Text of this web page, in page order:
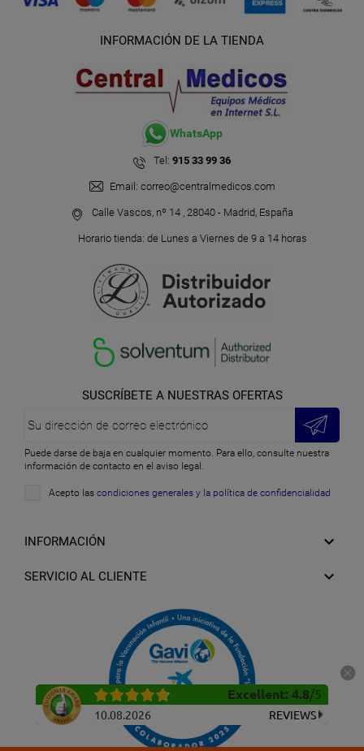
INFORMACIÓN DE LA TIENDA
WhatsApp
Tel: 915 33 99 36
Email: correo@centralmedicos.com
Calle Vascos, nº 14 , 28040 - Madrid, España
Horario tienda: de Lunes a Viernes de 9 a 14 horas
SUSCRÍBETE A NUESTRAS OFERTAS
Puede darse de baja en cualquier momento. Para ello, consulte nuestra
información de contacto en el aviso legal.
Acepto las condiciones generales y la política de confidencialidad
INFORMACIÓN 
SERVICIO AL CLIENTE 
Excellent: 4.8/5
10.08.2026 REVIEWS